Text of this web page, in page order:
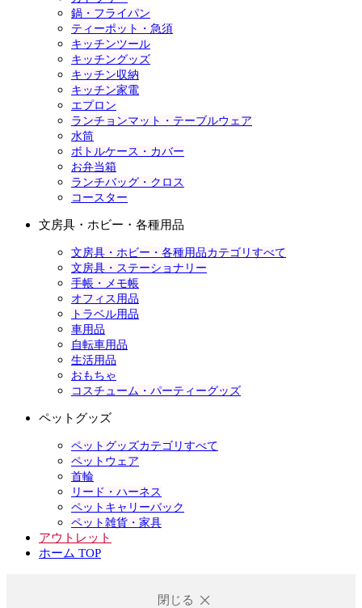
鍋・フライパン
ティーポット・急須
キッチンツール
キッチングッズ
キッチン収納
キッチン家電
エプロン
ランチョンマット・テーブルウェア
水筒
ボトルケース・カバー
お弁当箱
ランチバッグ・クロス
コースター
文房具・ホビー・各種用品
文房具・ホビー・各種用品カテゴリすべて
文房具・ステーショナリー
手帳・メモ帳
オフィス用品
トラベル用品
車用品
自転車用品
生活用品
おもちゃ
コスチューム・パーティーグッズ
ペットグッズ
ペットグッズカテゴリすべて
ペットウェア
首輪
リード・ハーネス
ペットキャリーバック
ペット雑貨・家具
アウトレット
ホーム TOP
閉じる